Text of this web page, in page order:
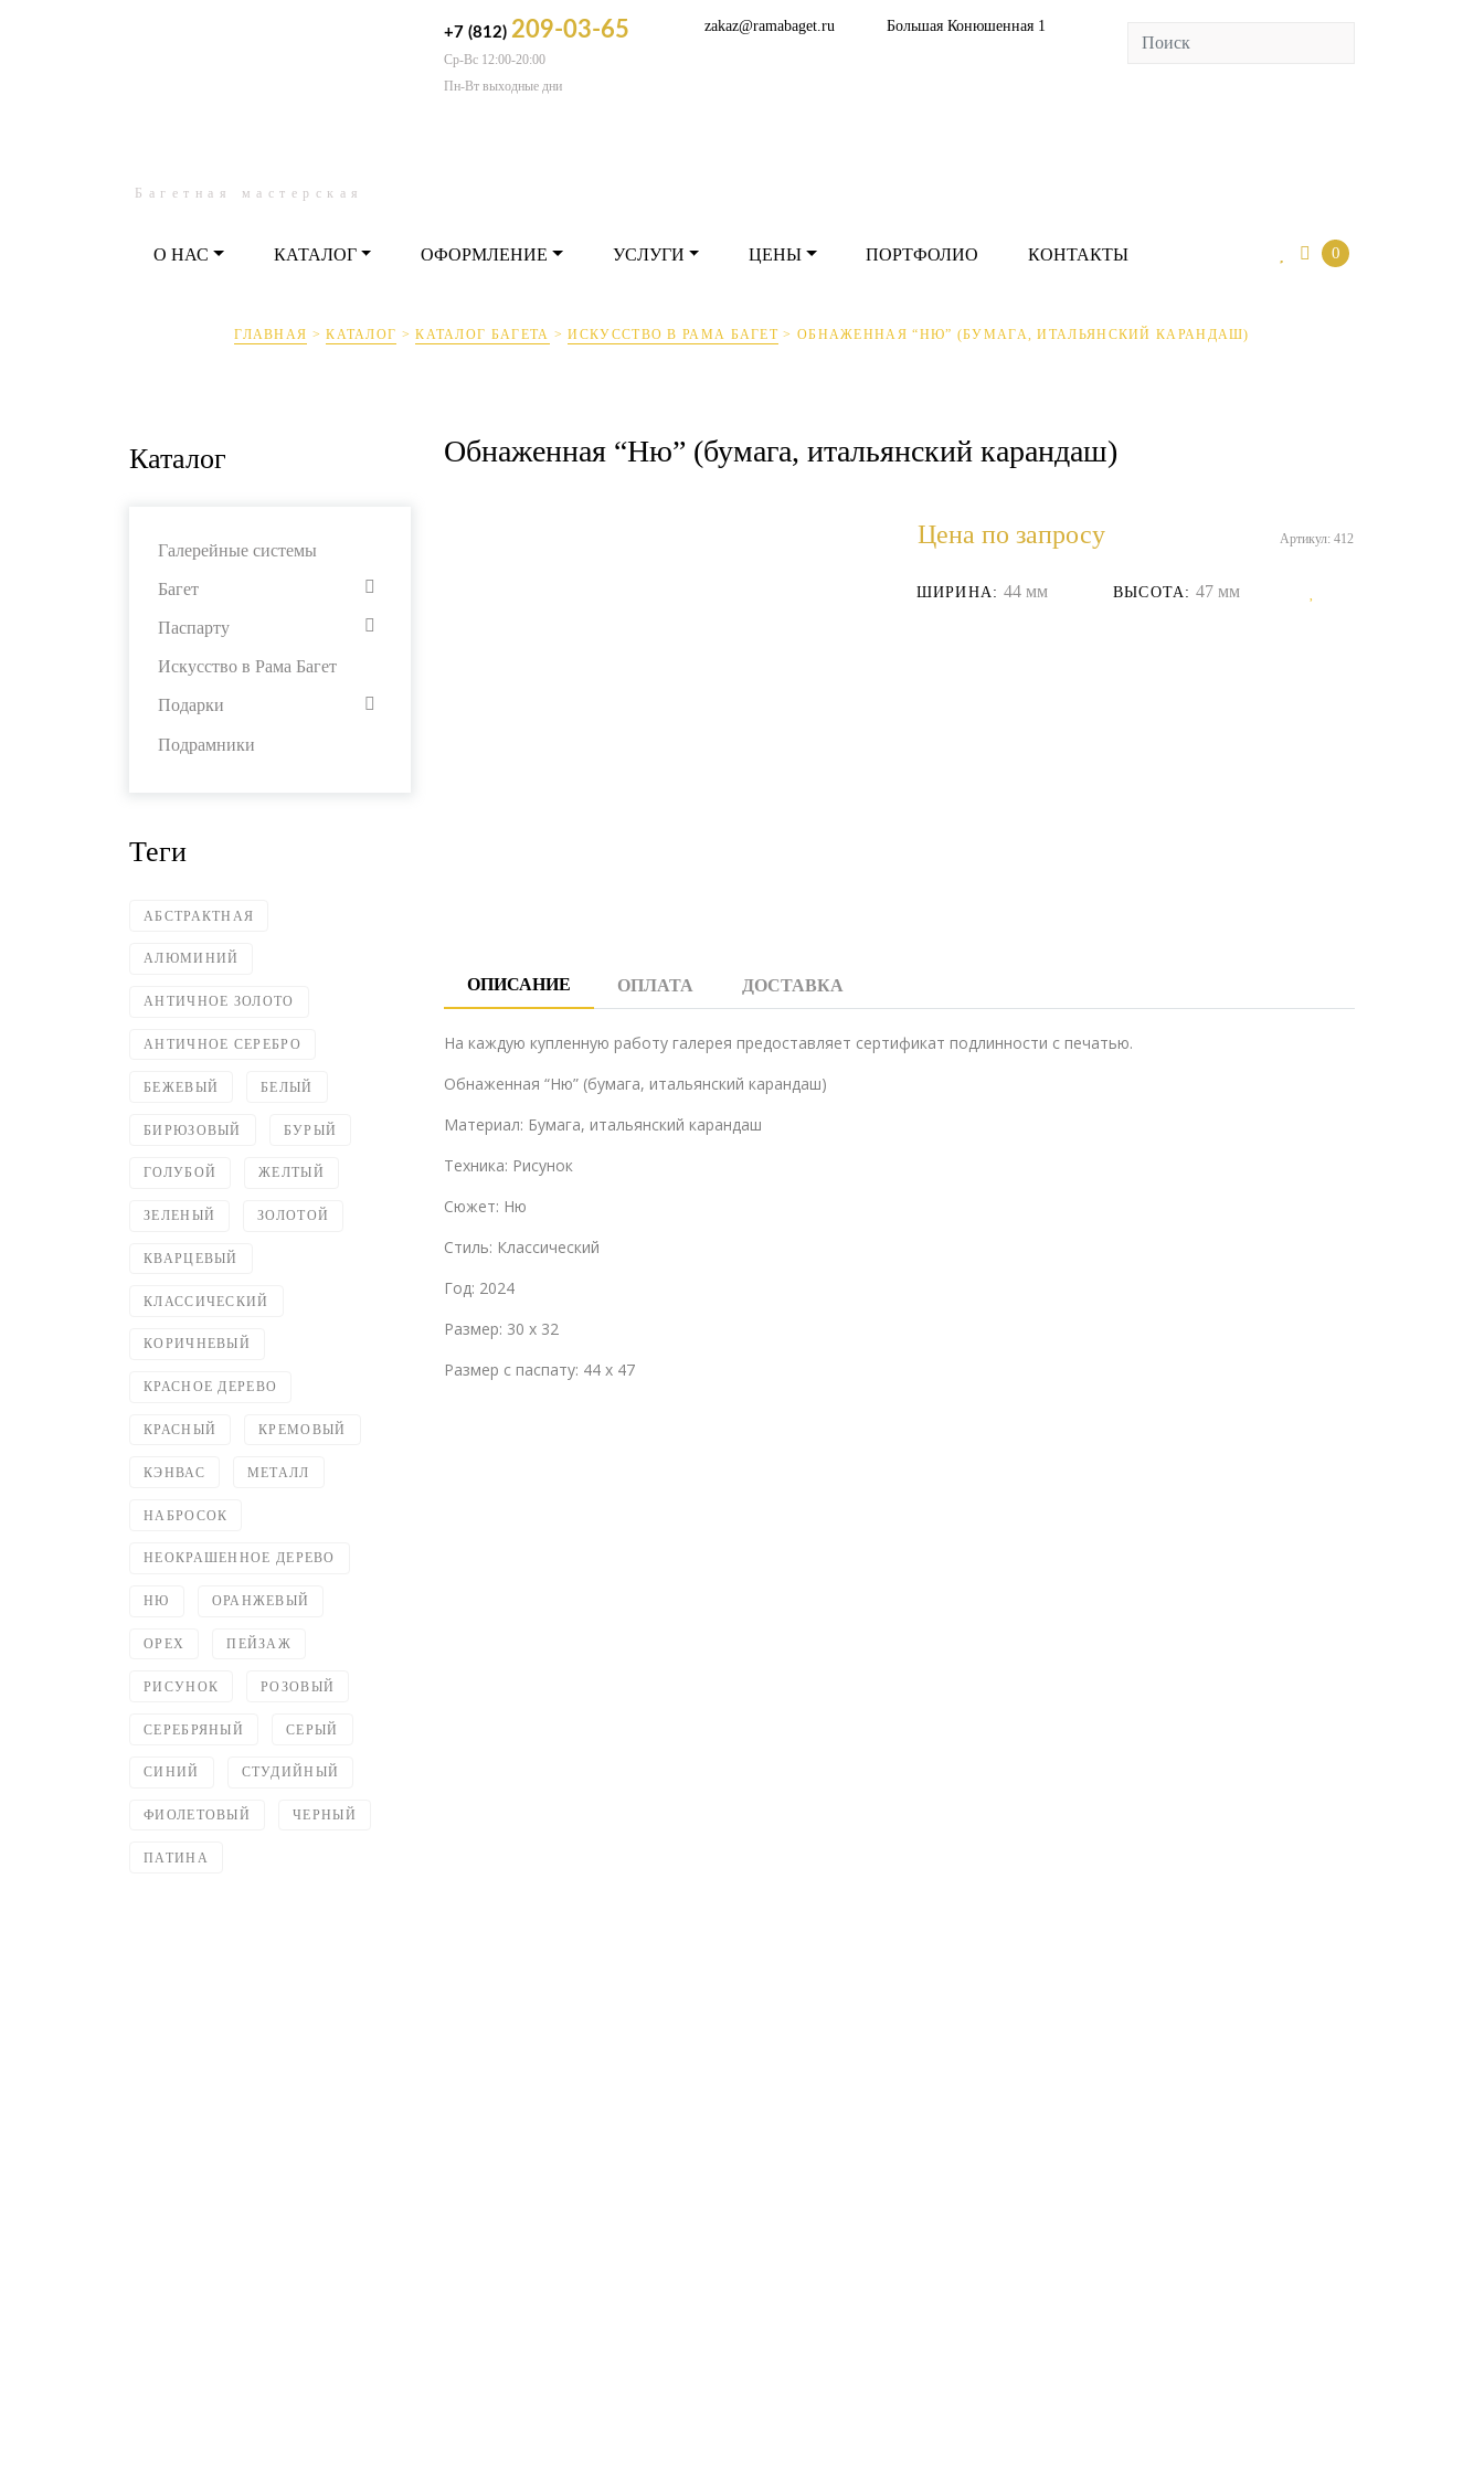
Багетная мастерская
+7 (812) 209-03-65
Ср-Вс 12:00-20:00
Пн-Вт выходные дни
zakaz@ramabaget.ru Большая Конюшенная 1
О НАС КАТАЛОГ ОФОРМЛЕНИЕ УСЛУГИ ЦЕНЫ ПОРТФОЛИО КОНТАКТЫ 0
ГЛАВНАЯ >КАТАЛОГ >КАТАЛОГ БАГЕТА >ИСКУССТВО В РАМА БАГЕТ > ОБНАЖЕННАЯ “НЮ” (БУМАГА, ИТАЛЬЯНСКИЙ КАРАНДАШ)
Каталог
Галерейные системы
Багет
Паспарту
Искусство в Рама Багет
Подарки
Подрамники
Теги
АБСТРАКТНАЯ
АЛЮМИНИЙ
АНТИЧНОЕ ЗОЛОТО
АНТИЧНОЕ СЕРЕБРО
БЕЖЕВЫЙ БЕЛЫЙ
БИРЮЗОВЫЙ БУРЫЙ
ГОЛУБОЙ ЖЕЛТЫЙ
ЗЕЛЕНЫЙ ЗОЛОТОЙ
КВАРЦЕВЫЙ
КЛАССИЧЕСКИЙ
КОРИЧНЕВЫЙ
КРАСНОЕ ДЕРЕВО
КРАСНЫЙ КРЕМОВЫЙ
КЭНВАС МЕТАЛЛ
НАБРОСОК
НЕОКРАШЕННОЕ ДЕРЕВО
НЮ ОРАНЖЕВЫЙ
ОРЕХ ПЕЙЗАЖ
РИСУНОК РОЗОВЫЙ
СЕРЕБРЯНЫЙ СЕРЫЙ
СИНИЙ СТУДИЙНЫЙ
ФИОЛЕТОВЫЙ ЧЕРНЫЙ
ПАТИНА
Обнаженная “Ню” (бумага, итальянский карандаш)
Цена по запросу Артикул: 412
ШИРИНА: 44 мм ВЫСОТА: 47 мм
ОПИСАНИЕ ОПЛАТА ДОСТАВКА
На каждую купленную работу галерея предоставляет сертификат подлинности с печатью.
Обнаженная “Ню” (бумага, итальянский карандаш)
Материал: Бумага, итальянский карандаш
Техника: Рисунок
Сюжет: Ню
Стиль: Классический
Год: 2024
Размер: 30 x 32
Размер с паспату: 44 x 47